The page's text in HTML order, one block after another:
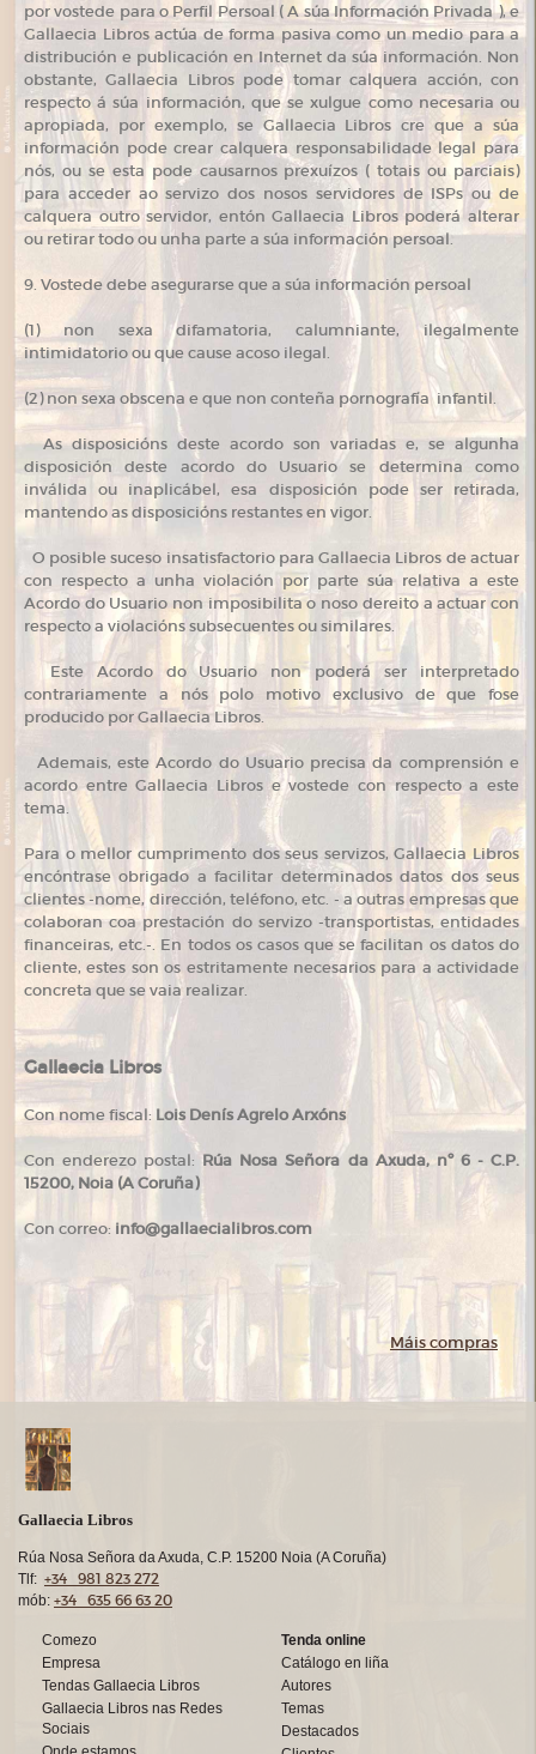
por vostede para o Perfil Persoal ( A súa Información Privada ), e
Gallaecia Libros actúa de forma pasiva como un medio para a
distribución e publicación en Internet da súa información. Non
obstante, Gallaecia Libros pode tomar calquera acción, con
respecto á súa información, que se xulgue como necesaria ou
apropiada, por exemplo, se Gallaecia Libros cre que a súa
información pode crear calquera responsabilidade legal para
nós, ou se esta pode causarnos prexuízos ( totais ou parciais)
para acceder ao servizo dos nosos servidores de ISPs ou de
calquera outro servidor, entón Gallaecia Libros poderá alterar
ou retirar todo ou unha parte a súa información persoal.
9. Vostede debe asegurarse que a súa información persoal
(1) non sexa difamatoria, calumniante, ilegalmente
intimidatorio ou que cause acoso ilegal.
(2) non sexa obscena e que non conteña pornografía infantil.
As disposicións deste acordo son variadas e, se algunha
disposición deste acordo do Usuario se determina como
inválida ou inaplicábel, esa disposición pode ser retirada,
mantendo as disposicións restantes en vigor.
O posible suceso insatisfactorio para Gallaecia Libros de actuar
con respecto a unha violación por parte súa relativa a este
Acordo do Usuario non imposibilita o noso dereito a actuar con
respecto a violacións subsecuentes ou similares.
Este Acordo do Usuario non poderá ser interpretado
contrariamente a nós polo motivo exclusivo de que fose
producido por Gallaecia Libros.
Ademais, este Acordo do Usuario precisa da comprensión e
acordo entre Gallaecia Libros e vostede con respecto a este
tema.
Para o mellor cumprimento dos seus servizos, Gallaecia Libros
encóntrase obrigado a facilitar determinados datos dos seus
clientes -nome, dirección, teléfono, etc. - a outras empresas que
colaboran coa prestación do servizo -transportistas, entidades
financeiras, etc.-. En todos os casos que se facilitan os datos do
cliente, estes son os estritamente necesarios para a actividade
concreta que se vaia realizar.
Gallaecia Libros
Con nome fiscal: Lois Denís Agrelo Arxóns
Con enderezo postal:Rúa Nosa Señora da Axuda, nº 6 - C.P.
15200, Noia (A Coruña)
Con correo: info@gallaecialibros.com
Máis compras
Gallaecia Libros
Rúa Nosa Señora da Axuda, C.P. 15200 Noia (A Coruña)
Tlf: +34 981 823 272
mób: +34 635 66 63 20
Comezo
Empresa
Tendas Gallaecia Libros
Gallaecia Libros nas Redes
Sociais
Tenda online
Catálogo en liña
Autores
Temas
Destacados